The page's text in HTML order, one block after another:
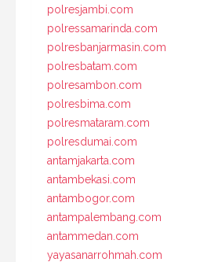
polresjambi.com
polressamarinda.com
polresbanjarmasin.com
polresbatam.com
polresambon.com
polresbima.com
polresmataram.com
polresdumai.com
antamjakarta.com
antambekasi.com
antambogor.com
antampalembang.com
antammedan.com
yayasanarrohmah.com